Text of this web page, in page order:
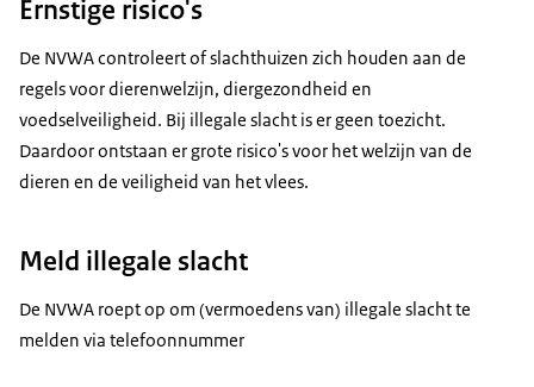
Ernstige risico's
De NVWA controleert of slachthuizen zich houden aan de
regels voor dierenwelzijn, diergezondheid en
voedselveiligheid. Bij illegale slacht is er geen toezicht.
Daardoor ontstaan er grote risico's voor het welzijn van de
dieren en de veiligheid van het vlees.
Meld illegale slacht
De NVWA roept op om (vermoedens van) illegale slacht te
melden via telefoonnummer